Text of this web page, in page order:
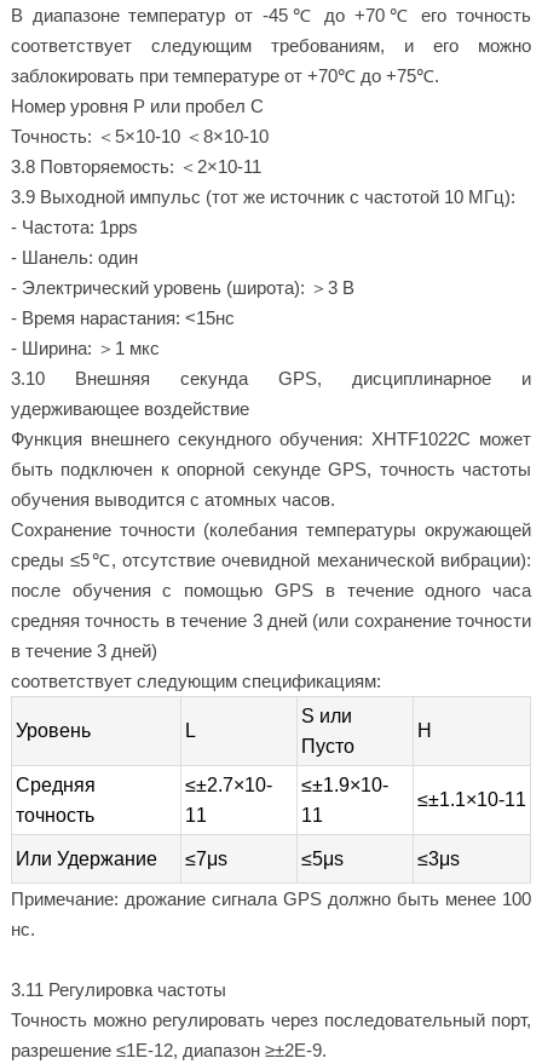
В диапазоне температур от -45℃ до +70℃ его точность
соответствует следующим требованиям, и его можно
заблокировать при температуре от +70℃ до +75℃.
Номер уровня P или пробел C
Точность: ＜5×10-10 ＜8×10-10
3.8 Повторяемость: ＜2×10-11
3.9 Выходной импульс (тот же источник с частотой 10 МГц):
- Частота: 1pps
- Шанель: один
- Электрический уровень (широта): ＞3 В
- Время нарастания: <15нс
- Ширина: ＞1 мкс
3.10 Внешняя секунда GPS, дисциплинарное и
удерживающее воздействие
Функция внешнего секундного обучения: XHTF1022C может
быть подключен к опорной секунде GPS, точность частоты
обучения выводится с атомных часов.
Сохранение точности (колебания температуры окружающей
среды ≤5℃, отсутствие очевидной механической вибрации):
после обучения с помощью GPS в течение одного часа
средняя точность в течение 3 дней (или сохранение точности
в течение 3 дней)
соответствует следующим спецификациям:
Уровень L
S или
Пусто
H
Средняя
точность
≤±2.7×10-
11
≤±1.9×10-
11
≤±1.1×10-11
Или Удержание ≤7μs ≤5μs
≤3μs
Примечание: дрожание сигнала GPS должно быть менее 100
нс.
3.11 Регулировка частоты
Точность можно регулировать через последовательный порт,
разрешение ≤1E-12, диапазон ≥±2E-9.